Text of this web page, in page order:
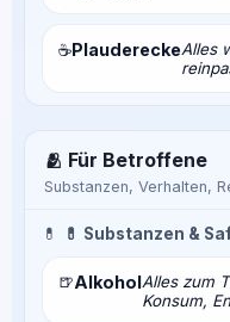
☕PlaudereckeAlles
🫂 Für Betroffene
Substanzen, Verhalten,
💊 💊 Substanzen &
🍺AlkoholAlles zum
Konsum,